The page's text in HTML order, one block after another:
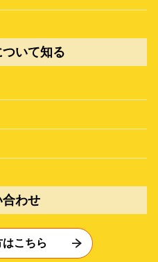
いて知る
合わせ
こちら